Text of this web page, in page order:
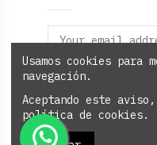
Usamos cookies para
navegación.
Aceptando este
política de cookies.